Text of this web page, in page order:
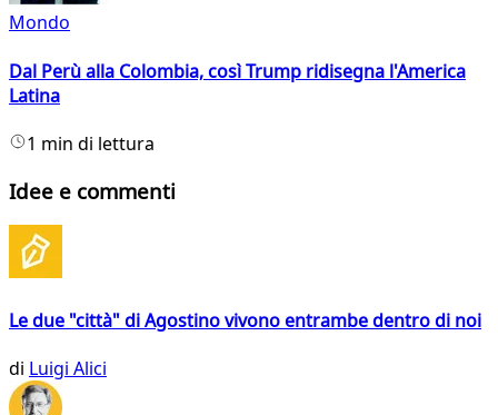
Mondo
Dal Perù alla Colombia, così Trump ridisegna l'America
Latina
1 min di lettura
Idee e commenti
Le due "città" di Agostino vivono entrambe dentro di noi
di Luigi Alici